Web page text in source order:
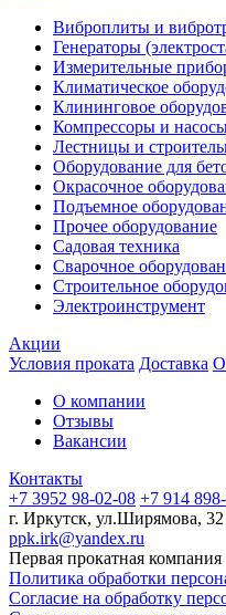
Виброплиты и
Генераторы
Измерительные
Климатическое
Клининговое
Компрессоры и
Лестницы и
Оборудование для
Окрасочное
Подъемное
Прочее оборудование
Садовая техника
Сварочное
Строительное
Электроинструмент
Акции
Условия проката Доставка О
О компании
Отзывы
Вакансии
Контакты
+7 3952 98-02-08 +7 914
г. Иркутск, ул.Ширямова,
ppk.irk@yandex.ru
Первая прокатная компания
Политика обработки
Согласие на обработку